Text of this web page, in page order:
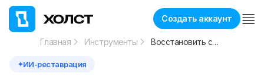
Создать аккаунт
Главная Инструменты Восстановить старое фото
✦ИИ-реставрация